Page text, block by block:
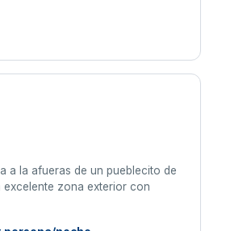
a la afueras de un pueblecito de
excelente zona exterior con